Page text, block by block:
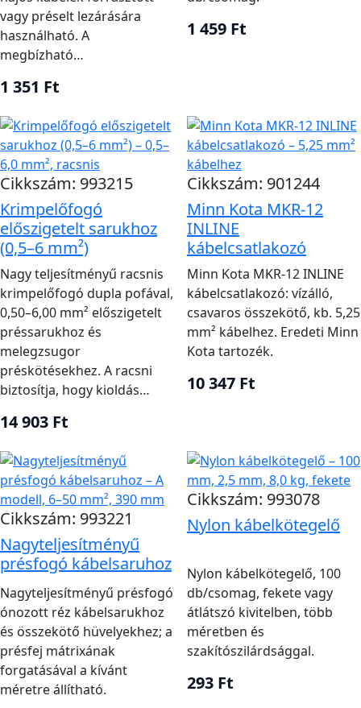
vagy préselt lezárására
használható. A
megbízható…
1 351 Ft
1 459 Ft
Cikkszám: 993215
Krimpelőfogó
előszigetelt sarukhoz
(0,5–6 mm²)
Nagy teljesítményű racsnis
krimpelőfogó dupla pofával,
0,50–6,00 mm² előszigetelt
préssarukhoz és
melegzsugor
préskötésekhez. A racsni
biztosítja, hogy kioldás…
14 903 Ft
Cikkszám: 901244
Minn Kota MKR-12
INLINE
kábelcsatlakozó
Minn Kota MKR-12 INLINE
kábelcsatlakozó: vízálló,
csavaros összekötő, kb. 5,25
mm² kábelhez. Eredeti Minn
Kota tartozék.
10 347 Ft
Cikkszám: 993221
Nagyteljesítményű
présfogó kábelsaruhoz
Nagyteljesítményű présfogó
ónozott réz kábelsarukhoz
és összekötő hüvelyekhez; a
présfej mátrixának
forgatásával a kívánt
méretre állítható.
Cikkszám: 993078
Nylon kábelkötegelő
Nylon kábelkötegelő, 100
db/csomag, fekete vagy
átlátszó kivitelben, több
méretben és
szakítószilárdsággal.
293 Ft